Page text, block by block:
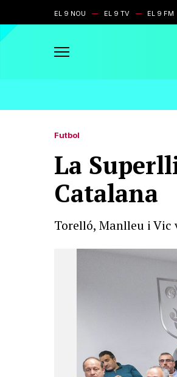
EL 9 NOU EL 9 TV EL 9 FM
Futbol
La
Catalana
Torelló, Manlleu i Vic